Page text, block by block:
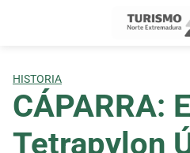
HISTORIA
CÁPARRA: El
Tetrapylon